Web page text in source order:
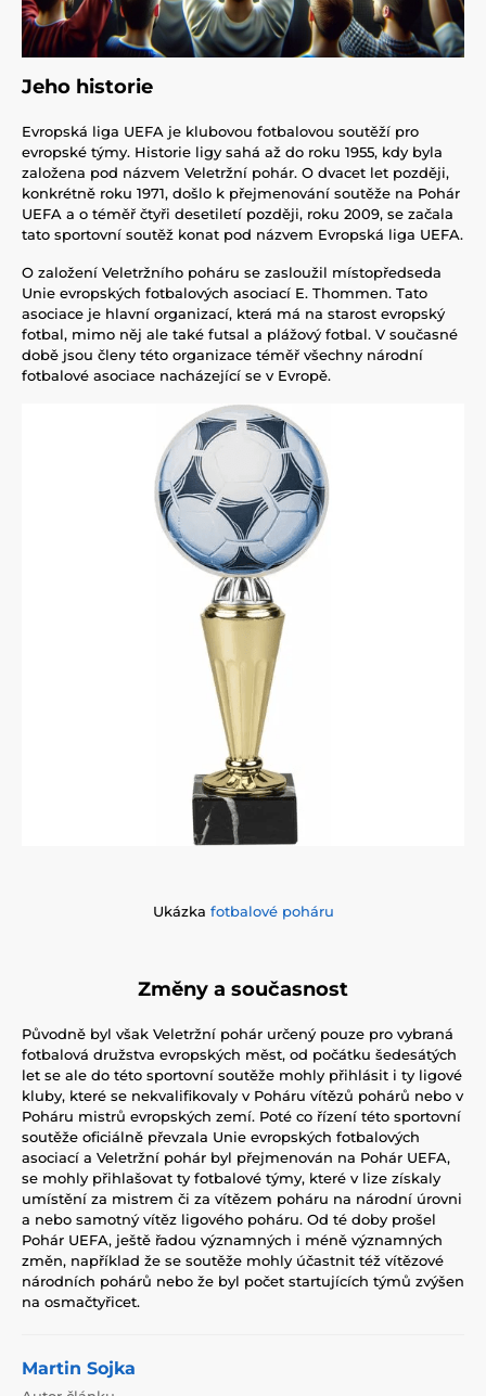
Jeho historie
Evropská liga UEFA je klubovou fotbalovou soutěží pro
evropské týmy. Historie ligy sahá až do roku 1955, kdy byla
založena pod názvem Veletržní pohár. O dvacet let později,
konkrétně roku 1971, došlo k přejmenování soutěže na Pohár
UEFA a o téměř čtyři desetiletí později, roku 2009, se začala
tato sportovní soutěž konat pod názvem Evropská liga UEFA.
O založení Veletržního poháru se zasloužil místopředseda
Unie evropských fotbalových asociací E. Thommen. Tato
asociace je hlavní organizací, která má na starost evropský
fotbal, mimo něj ale také futsal a plážový fotbal. V současné
době jsou členy této organizace téměř všechny národní
fotbalové asociace nacházející se v Evropě.
Ukázka fotbalové poháru
Změny a současnost
Původně byl však Veletržní pohár určený pouze pro vybraná
fotbalová družstva evropských měst, od počátku šedesátých
let se ale do této sportovní soutěže mohly přihlásit i ty ligové
kluby, které se nekvalifikovaly v Poháru vítězů pohárů nebo v
Poháru mistrů evropských zemí. Poté co řízení této sportovní
soutěže oficiálně převzala Unie evropských fotbalových
asociací a Veletržní pohár byl přejmenován na Pohár UEFA,
se mohly přihlašovat ty fotbalové týmy, které v lize získaly
umístění za mistrem či za vítězem poháru na národní úrovni
a nebo samotný vítěz ligového poháru. Od té doby prošel
Pohár UEFA, ještě řadou významných i méně významných
změn, například že se soutěže mohly účastnit též vítězové
národních pohárů nebo že byl počet startujících týmů zvýšen
na osmačtyřicet.
Martin Sojka